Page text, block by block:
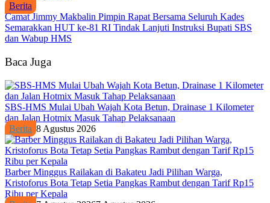
Berita
Camat Jimmy Makbalin Pimpin Rapat Bersama Seluruh Kades
Semarakkan HUT ke-81 RI Tindak Lanjuti Instruksi Bupati SBS
dan Wabup HMS
Baca Juga
SBS-HMS Mulai Ubah Wajah Kota Betun, Drainase 1 Kilometer
dan Jalan Hotmix Masuk Tahap Pelaksanaan
Berita 8 Agustus 2026
Barber Minggus Railakan di Bakateu Jadi Pilihan Warga,
Kristoforus Bota Tetap Setia Pangkas Rambut dengan Tarif Rp15
Ribu per Kepala